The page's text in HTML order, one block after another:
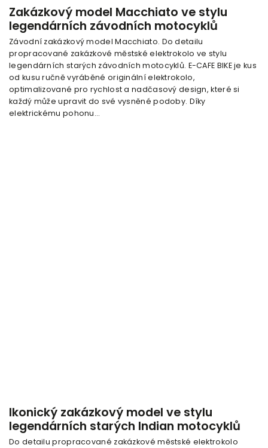
Zakázkový model Macchiato ve stylu
legendárních závodních motocyklů
Závodní zakázkový model Macchiato. Do detailu
propracované zakázkové městské elektrokolo ve stylu
legendárních starých závodních motocyklů. E-CAFE BIKE je kus
od kusu ručně vyráběné originální elektrokolo,
optimalizované pro rychlost a nadčasový design, které si
každý může upravit do své vysněné podoby. Díky
elektrickému pohonu...
Ikonický zakázkový model ve stylu
legendárních starých Indian motocyklů
Do detailu propracované zakázkové městské elektrokolo